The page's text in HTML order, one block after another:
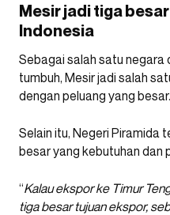
Mesir jadi tiga
Indonesia
Sebagai salah satu
tumbuh, Mesir jadi salah
dengan peluang yang besar.
Selain itu, Negeri Piramida
besar yang kebutuhan dan
“Kalau ekspor ke Timur
tiga besar tujuan ekspor,